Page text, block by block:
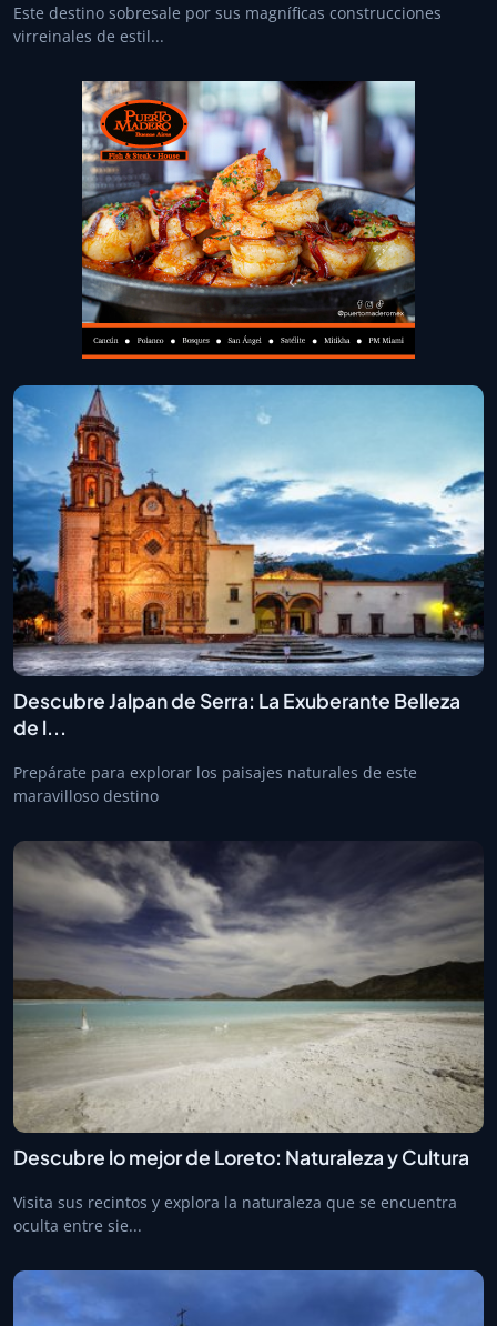
Este destino sobresale por sus magníficas construcciones
virreinales de estil...
Descubre Jalpan de Serra: La Exuberante Belleza
de l...
Prepárate para explorar los paisajes naturales de este
maravilloso destino
Descubre lo mejor de Loreto: Naturaleza y Cultura
Visita sus recintos y explora la naturaleza que se encuentra
oculta entre sie...